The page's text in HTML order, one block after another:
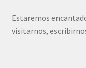
Estaremos
visitarnos,